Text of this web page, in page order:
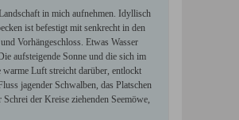
in mich aufnehmen. Idyllisch
ist befestigt mit senkrecht in den
Vorhängeschloss. Etwas Wasser
aufsteigende Sonne und die sich im
warme Luft streicht darüber, entlockt
jagender Schwalben, das Platschen
der Kreise ziehenden Seemöwe,